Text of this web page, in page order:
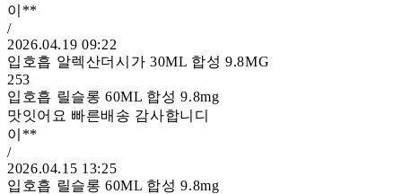
이**
/
2026.04.19 09:22
입호흡 알렉산더시가 30ML 합성 9.8MG
253
입호흡 릴슬롱 60ML 합성 9.8mg
맛잇어요 빠른배송 감사합니디
이**
/
2026.04.15 13:25
입호흡 릴슬롱 60ML 합성 9.8mg